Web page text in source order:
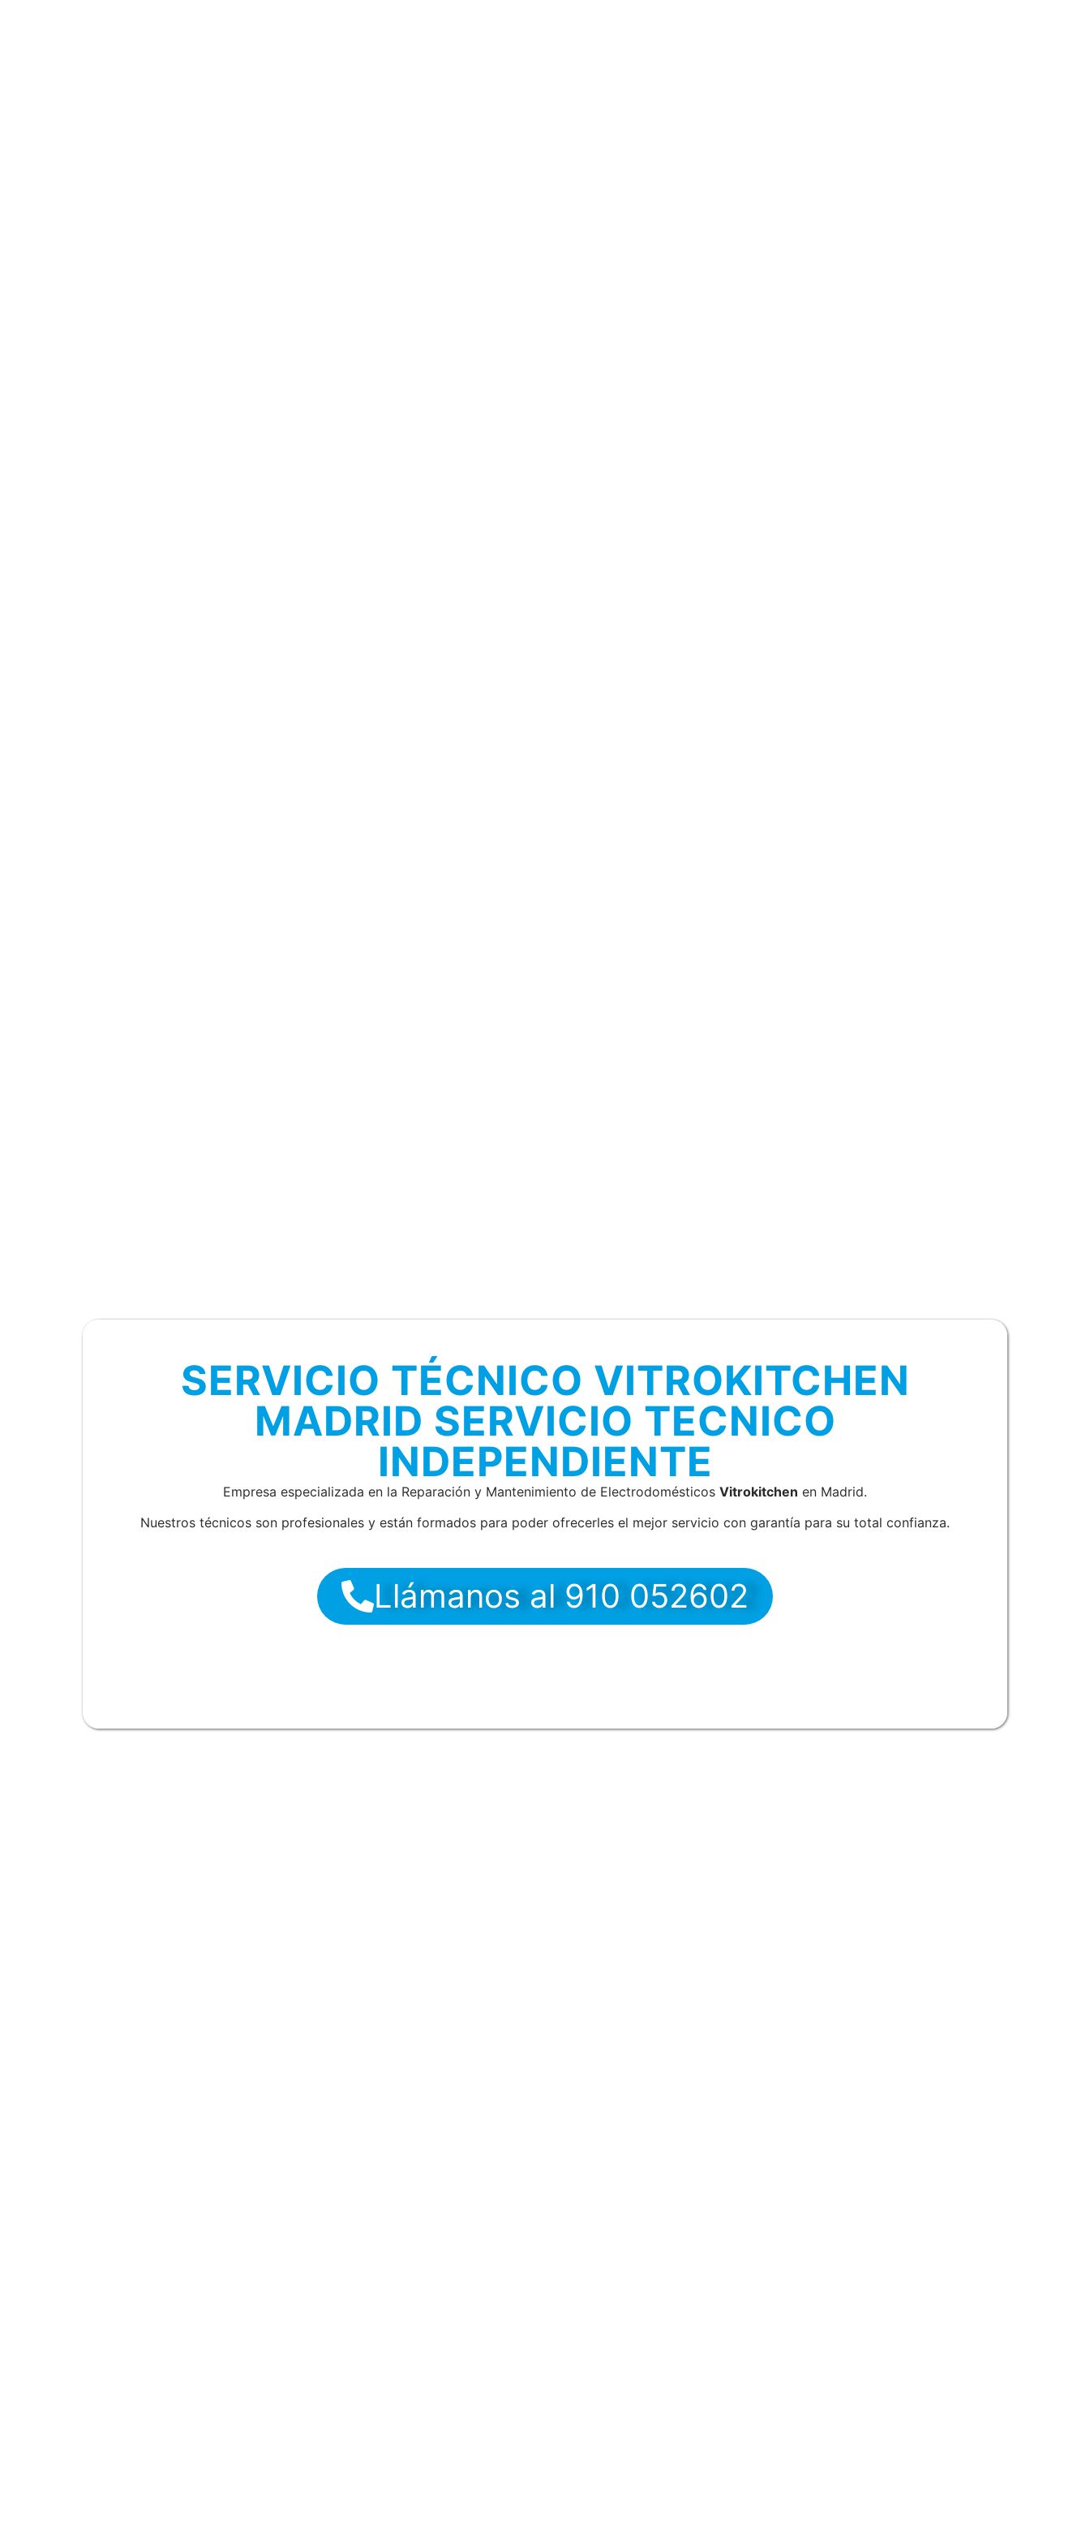
SERVICIO TÉCNICO VITROKITCHEN
MADRID SERVICIO TECNICO
INDEPENDIENTE
Empresa especializada en la Reparación y Mantenimiento de Electrodomésticos Vitrokitchen en Madrid.
Nuestros técnicos son profesionales y están formados para poder ofrecerles el mejor servicio con garantía para su total confianza.
Llámanos al 910 052602